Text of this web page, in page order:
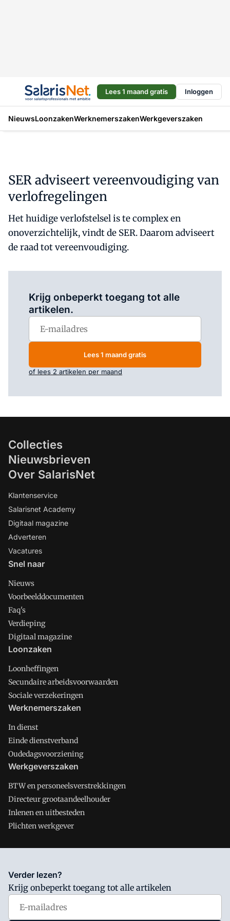
Lees 1 maand gratis Inloggen
NieuwsLoonzakenWerknemerszakenWerkgeverszaken
SER adviseert vereenvoudiging van
verlofregelingen
Het huidige verlofstelsel is te complex en
onoverzichtelijk, vindt de SER. Daarom adviseert
de raad tot vereenvoudiging.
Krijg onbeperkt toegang tot alle
artikelen.
Lees 1 maand gratis
of lees 2 artikelen per maand
Collecties
Nieuwsbrieven
Over SalarisNet
Klantenservice
Salarisnet Academy
Digitaal magazine
Adverteren
Vacatures
Snel naar
Nieuws
Voorbeelddocumenten
Faq's
Verdieping
Digitaal magazine
Loonzaken
Loonheffingen
Secundaire arbeidsvoorwaarden
Sociale verzekeringen
Werknemerszaken
In dienst
Einde dienstverband
Oudedagsvoorziening
Werkgeverszaken
BTW en personeelsverstrekkingen
Directeur grootaandeelhouder
Inlenen en uitbesteden
Plichten werkgever
Salarisnet is onderdeel van VMN media. Lees in
waar VMN media voor staat. Op gebruik van deze site zijn de
volgende regelingen van toepassing:Algemene Voorwaarden
Privacy en Cookie beleid
Verder lezen?
Krijg onbeperkt toegang tot alle artikelen